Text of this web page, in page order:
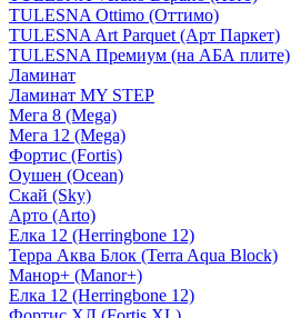
TULESNA Ottimo (Оттимо)
TULESNA Art Parquet (Арт Паркет)
TULESNA Премиум (на АБА плите)
Ламинат
Ламинат MY STEP
Мега 8 (Mega)
Мега 12 (Mega)
Фортис (Fortis)
Оушен (Ocean)
Скай (Sky)
Арто (Arto)
Елка 12 (Herringbone 12)
Терра Аква Блок (Terra Aqua Block)
Манор+ (Manor+)
Елка 12 (Herringbone 12)